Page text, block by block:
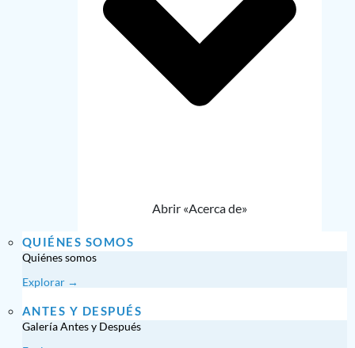
Abrir «Acerca de»
QUIÉNES SOMOS
Quiénes somos
Explorar →
ANTES Y DESPUÉS
Galería Antes y Después